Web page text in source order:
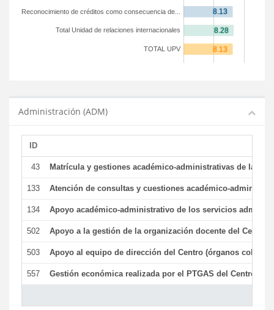
TOTAL UPV
Total Unidad de relaciones internacionales
Reconocimiento de créditos como consecuencia de...
Administración (ADM)
ID
43 Matrícula y gestiones académico-administrativas de la
133 Atención de consultas y cuestiones académico-
134 Apoyo académico-administrativo de los servicios
502 Apoyo a la gestión de la organización docente del Centro
503 Apoyo al equipo de dirección del Centro (órganos
557 Gestión económica realizada por el PTGAS del Centro